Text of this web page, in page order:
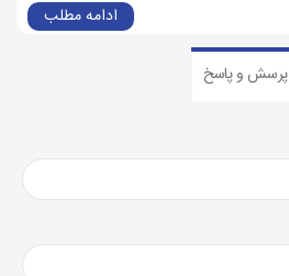
ادامه مطلب
پرسش و پاسخ